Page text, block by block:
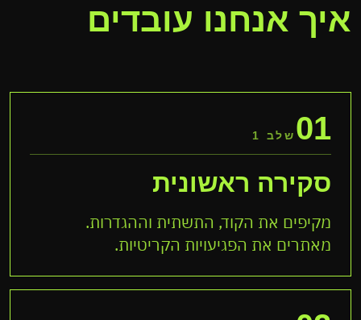
איך אנחנו עובדים
01 שלב 1
סקירה ראשונית
מקיפים את הקוד, התשתית וההגדרות.
מאתרים את הפגיעויות הקריטיות.